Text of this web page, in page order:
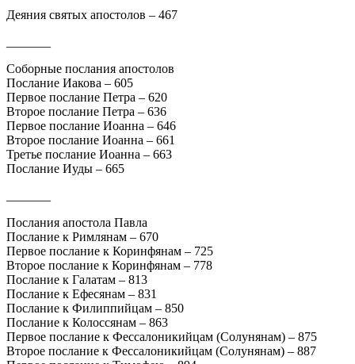
Деяния святых апостолов – 467
Соборные послания апостолов
Послание Иакова – 605
Первое послание Петра – 620
Второе послание Петра – 636
Первое послание Иоанна – 646
Второе послание Иоанна – 661
Третье послание Иоанна – 663
Послание Иуды – 665
Послания апостола Павла
Послание к Римлянам – 670
Первое послание к Коринфянам – 725
Второе послание к Коринфянам – 778
Послание к Галатам – 813
Послание к Ефесянам – 831
Послание к Филиппийцам – 850
Послание к Колоссянам – 863
Первое послание к Фессалоникийцам (Солунянам) – 875
Второе послание к Фессалоникийцам (Солунянам) – 887